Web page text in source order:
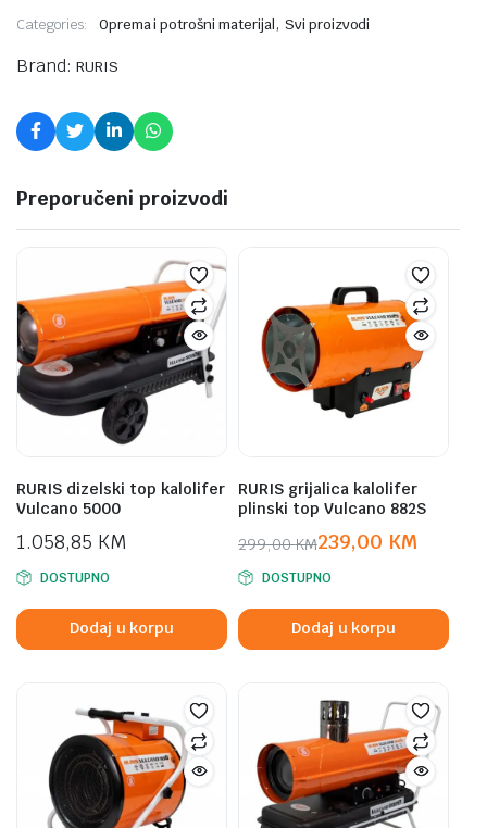
Categories: Oprema i potrošni materijal, Svi proizvodi
Brand: RURIS
Preporučeni proizvodi
RURIS dizelski top kalolifer
Vulcano 5000
1.058,85 KM
DOSTUPNO
Dodaj u korpu
RURIS grijalica kalolifer
plinski top Vulcano 882S
299,00KM
Original
price
was:
299,00 KM.
239,00 KM
Current
price
is:
239,00 KM.
DOSTUPNO
Dodaj u korpu